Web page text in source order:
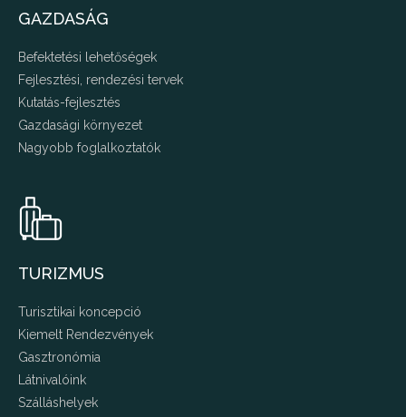
GAZDASÁG
Befektetési lehetőségek
Fejlesztési, rendezési tervek
Kutatás-fejlesztés
Gazdasági környezet
Nagyobb foglalkoztatók
TURIZMUS
Turisztikai koncepció
Kiemelt Rendezvények
Gasztronómia
Látnivalóink
Szálláshelyek